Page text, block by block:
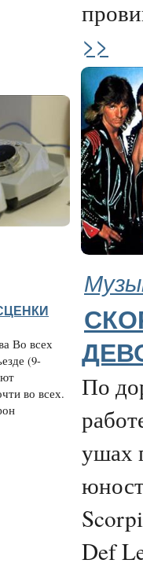
>>
Во всех
(9-
во всех.
По
ушах
Def